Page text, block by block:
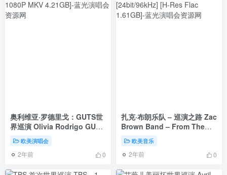
奥利维亚·罗德里戈：GUTS世
界巡演 Olivia Rodrigo GUTS
World Tour 2024 [WEB-DL
1080P MKV 4.21GB]
欧美演唱会
2年前 0
扎克·布朗乐队 – 巡演之路 Zac
Brown Band – From The
Road, Vol. 1 Covers (2023)
[24bit/96kHz] [H-Res Flac
1.61GB]
欧美音乐
2年前 0